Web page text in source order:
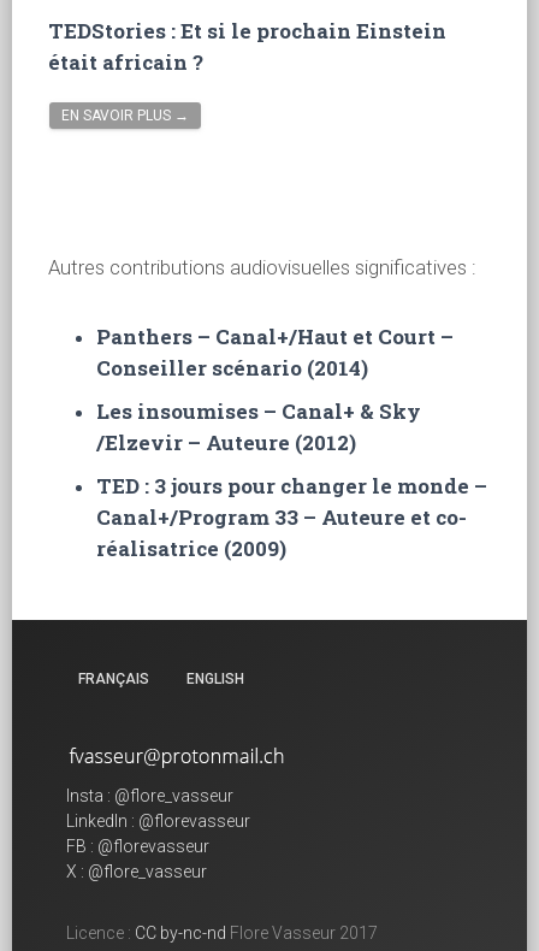
TEDStories : Et si le prochain Einstein
était africain ?
EN SAVOIR PLUS →
Autres contributions audiovisuelles significatives :
Panthers – Canal+/Haut et Court –
Conseiller scénario (2014)
Les insoumises – Canal+ & Sky
/Elzevir – Auteure (2012)
TED : 3 jours pour changer le monde –
Canal+/Program 33 – Auteure et co-
réalisatrice (2009)
FRANÇAIS ENGLISH
Insta : @flore_vasseur
LinkedIn : @florevasseur
FB : @florevasseur
X : @flore_vasseur
Licence : CC by-nc-nd Flore Vasseur 2017